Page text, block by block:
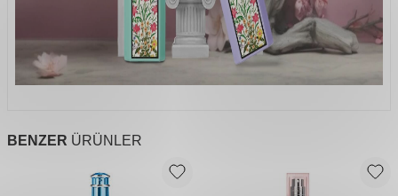
BENZER ÜRÜNLER